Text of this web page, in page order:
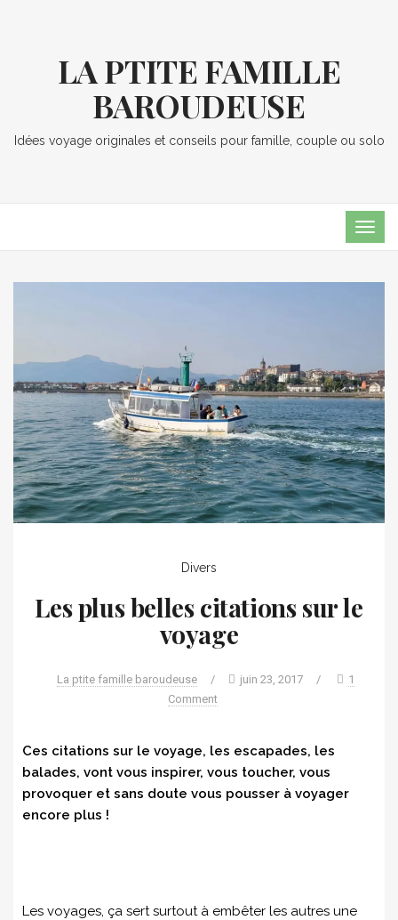
LA PTITE FAMILLE
BAROUDEUSE
Idées voyage originales et conseils pour famille, couple ou solo
Divers
Les plus belles citations sur le
voyage
La ptite famille baroudeuse / juin 23, 2017 /
1
Comment
Ces citations sur le voyage, les escapades, les
balades, vont vous inspirer, vous toucher, vous
provoquer et sans doute vous pousser à voyager
encore plus !
Les voyages, ça sert surtout à embêter les autres une